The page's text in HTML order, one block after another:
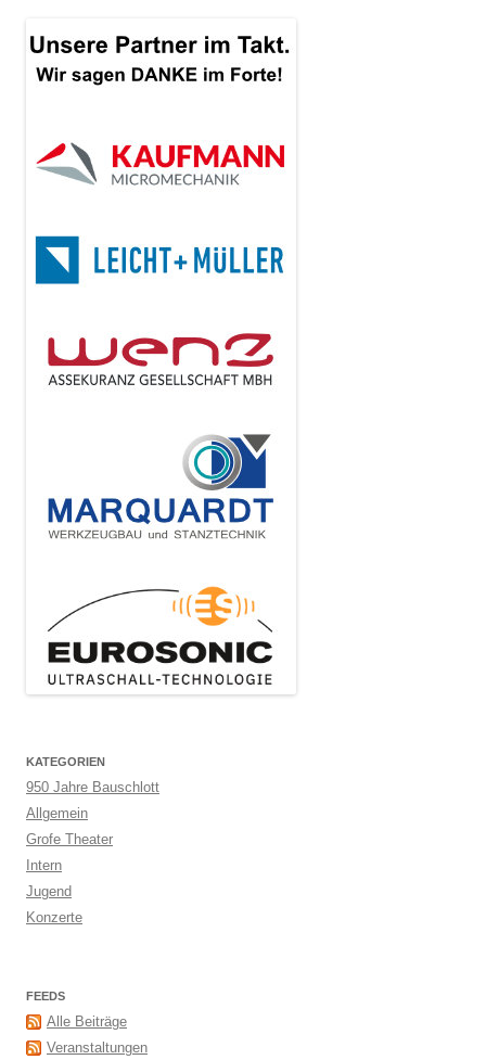
KATEGORIEN
950 Jahre Bauschlott
Allgemein
Grofe Theater
Intern
Jugend
Konzerte
FEEDS
Alle Beiträge
Veranstaltungen